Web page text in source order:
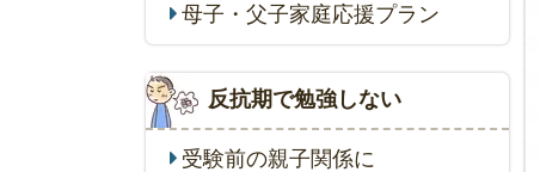
母子・父子家庭応援プラン
反抗期で勉強しない
受験前の親子関係に